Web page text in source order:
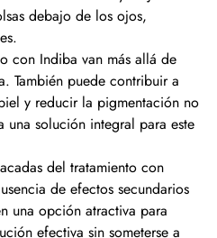
debajo de los ojos,
con Indiba van más allá de
También puede contribuir a
y reducir la pigmentación no
solución integral para este
del tratamiento con
de efectos secundarios
una opción atractiva para
efectiva sin someterse a